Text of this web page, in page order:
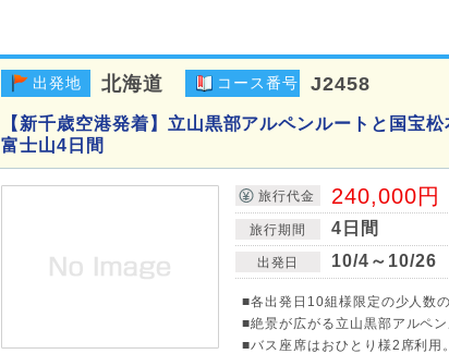
出発地 北海道 コース番号 J2458
【新千歳空港発着】立山黒部アルペンルートと国宝
富士山4日間
旅行代金 240,000円
旅行期間 4日間
出発日 10/4～10/26
■各出発日10組様限定の少人数の
■絶景が広がる立山黒部アルペ
■バス座席はおひとり様2席利用